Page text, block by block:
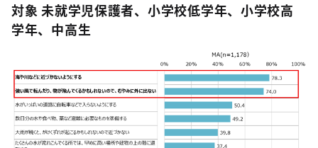
対象 未就学児保護者、小学校低学年、小学校高
学年、中高生